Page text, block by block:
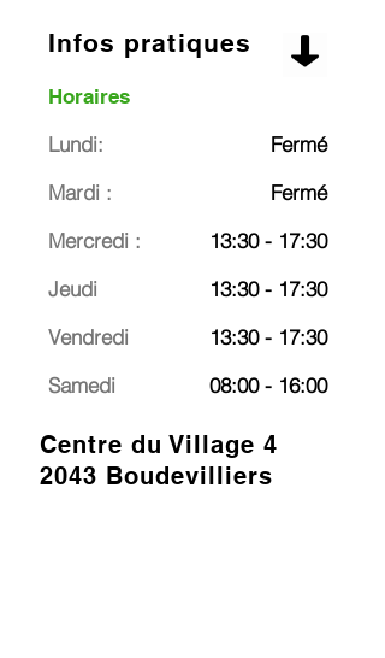
Infos pratiques
Horaires
Lundi:
Mardi :
Mercredi :
Jeudi
Vendredi
Samedi
Fermé
Fermé
13:30 - 17:30
13:30 - 17:30
13:30 - 17:30
08:00 - 16:00
Centre du Village 4
2043 Boudevilliers